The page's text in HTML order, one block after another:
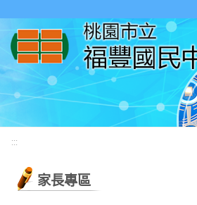
:::
家長專區